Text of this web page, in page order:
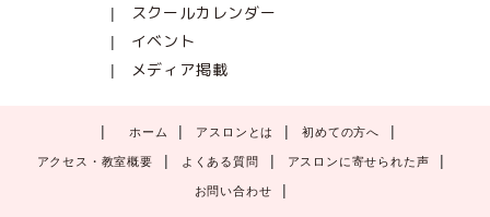
スクールカレンダー
イベント
メディア掲載
ホーム アスロンとは 初めての方へ
アクセス・教室概要 よくある質問 アスロンに寄せられた声
お問い合わせ